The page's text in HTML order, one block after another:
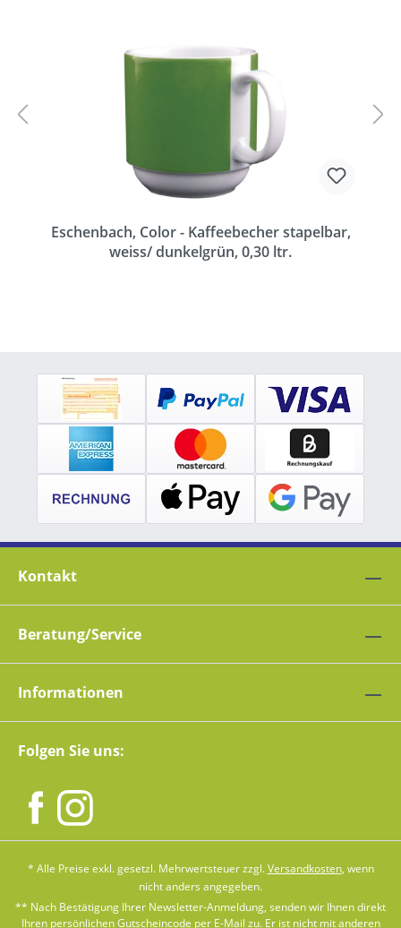
Eschenbach, Color - Kaffeebecher stapelbar,
weiss/ dunkelgrün, 0,30 ltr.
Kontakt
Beratung/Service
Informationen
Folgen Sie uns:
* Alle Preise exkl. gesetzl. Mehrwertsteuer zzgl.Versandkosten, wenn
nicht anders angegeben.
** Nach Bestätigung Ihrer Newsletter-Anmeldung, senden wir Ihnen direkt
Ihren persönlichen Gutscheincode per E-Mail zu. Er ist nicht mit anderen